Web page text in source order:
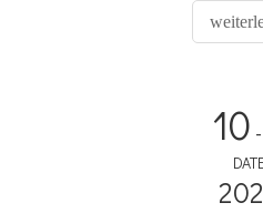
Hand. Als Made-in-China-
Canton Fair liefern wir
10